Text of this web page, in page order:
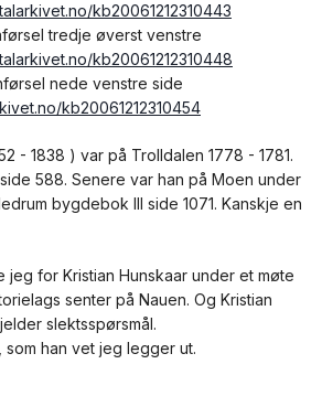
kb20061212310443
tredje øverst venstre
kb20061212310448
nede venstre side
kb20061212310454
- 1838 ) var på Trolldalen 1778 - 1781.
588. Senere var han på Moen under
bygdebok III side 1071. Kanskje en
jeg for Kristian Hunskaar under et møte
senter på Nauen. Og Kristian
slektsspørsmål.
han vet jeg legger ut.